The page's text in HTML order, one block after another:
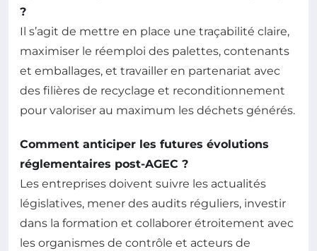
?
Il s’agit de mettre en place une traçabilité claire,
maximiser le réemploi des palettes, contenants
et emballages, et travailler en partenariat avec
des filières de recyclage et reconditionnement
pour valoriser au maximum les déchets générés.
Comment anticiper les futures évolutions
réglementaires post-AGEC ?
Les entreprises doivent suivre les actualités
législatives, mener des audits réguliers, investir
dans la formation et collaborer étroitement avec
les organismes de contrôle et acteurs de